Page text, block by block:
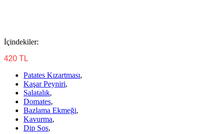
İçindekiler:
420 TL
Patates Kızartması,
Kaşar Peyniri,
Salatalık,
Domates,
Bazlama Ekmeği,
Kavurma,
Dip Sos,